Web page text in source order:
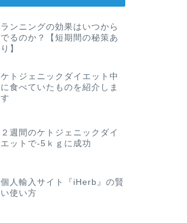
ランニングの効果はいつから
でるのか？【短期間の秘策あ
り】
ケトジェニックダイエット中
に食べていたものを紹介しま
す
２週間のケトジェニックダイ
エットで-5ｋｇに成功
個人輸入サイト『iHerb』の賢
い使い方